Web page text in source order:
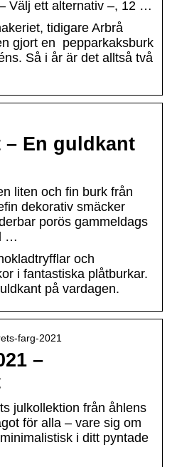
Välj ett alternativ –, 12 …
tidigare Arbrå
gjort en pepparkaksburk
Så i år är det alltså två
– En guldkant
liten och fin burk från
dekorativ smäcker
porös gammeldags
…
och
i fantastiska plåtburkar.
på vardagen.
farg-2021
–
julkollektion från åhlens
för alla – vare sig om
i ditt pyntade